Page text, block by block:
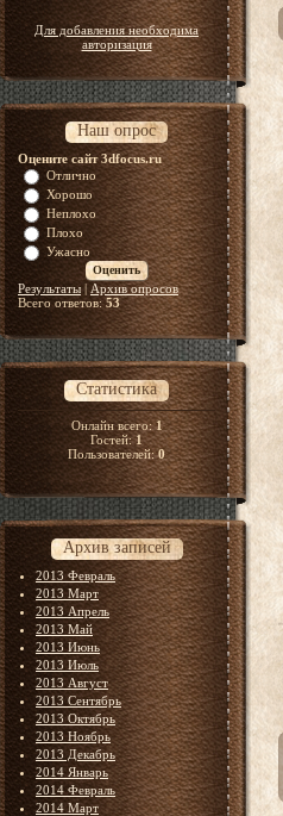
Для добавления необходима
авторизация
Наш опрос
Оцените сайт 3dfocus.ru
Отлично
Хорошо
Неплохо
Плохо
Ужасно
Результаты| Архив опросов
Всего ответов:53
Статистика
Онлайн всего:1
Гостей:1
Пользователей:0
Архив записей
2013 Февраль
2013 Март
2013 Апрель
2013 Май
2013 Июнь
2013 Июль
2013 Август
2013 Сентябрь
2013 Октябрь
2013 Ноябрь
2013 Декабрь
2014 Январь
2014 Февраль
2014 Март